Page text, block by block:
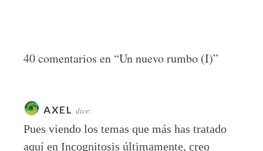
40 comentarios en “Un nuevo rumbo (I)”
AXEL dice:
Pues viendo los temas que más has tratado
aquí en Incognitosis últimamente, creo